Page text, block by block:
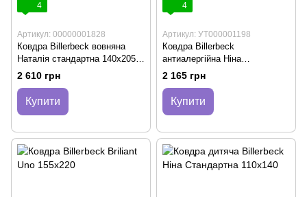
4
Артикул: 00000001828
Ковдра Billerbeck вовняна
Наталія стандартна 140х205
см
2 610 грн
Купити
4
Артикул: УТ000001198
Ковдра Billerbeck
антиалергійна Ніна
стандартна 140х205 см
2 165 грн
Купити